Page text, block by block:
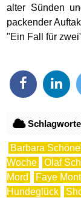
alter Sünden
packender
"Ein Fall für
Schlagworte
Barbara
Woche
Olaf
Mord
Faye
Hundeglück